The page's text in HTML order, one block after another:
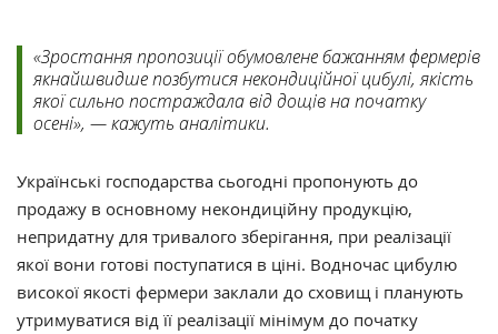
«Зростання пропозиції обумовлене бажанням фермерів
якнайшвидше позбутися некондиційної цибулі, якість
якої сильно постраждала від дощів на початку
осені», — кажуть аналітики.
Українські господарства сьогодні пропонують до
продажу в основному некондиційну продукцію,
непридатну для тривалого зберігання, при реалізації
якої вони готові поступатися в ціні. Водночас цибулю
високої якості фермери заклали до сховищ і планують
утримуватися від її реалізації мінімум до початку